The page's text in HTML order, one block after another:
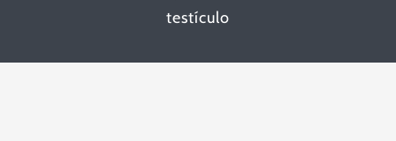
testículo